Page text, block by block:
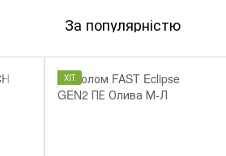
За популярністю
ХІТ